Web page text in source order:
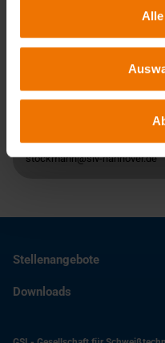
Ansprechpartner
+49 511 219 62-971
stockmann@slv-hannover.de
Stellenangebote
Downloads